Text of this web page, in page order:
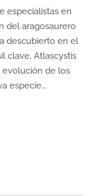
especialistas en
del aragosaurero
descubierto en el
clave, Atlascystis
evolución de los
especie...